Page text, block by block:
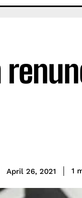
April 26, 2021 1